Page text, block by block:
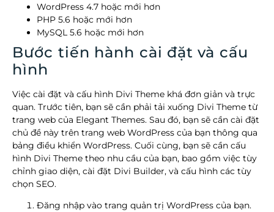
WordPress 4.7 hoặc mới hơn
PHP 5.6 hoặc mới hơn
MySQL 5.6 hoặc mới hơn
Bước tiến hành cài đặt và cấu
hình
Việc cài đặt và cấu hình Divi Theme khá đơn giản và trực
quan. Trước tiên, bạn sẽ cần phải tải xuống Divi Theme từ
trang web của Elegant Themes. Sau đó, bạn sẽ cần cài đặt
chủ đề này trên trang web WordPress của bạn thông qua
bảng điều khiển WordPress. Cuối cùng, bạn sẽ cần cấu
hình Divi Theme theo nhu cầu của bạn, bao gồm việc tùy
chỉnh giao diện, cài đặt Divi Builder, và cấu hình các tùy
chọn SEO.
Đăng nhập vào trang quản trị WordPress của bạn.